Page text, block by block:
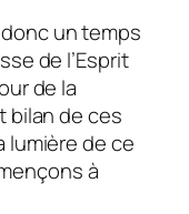
un temps
de l’Esprit
de la
bilan de ces
lumière de ce
à